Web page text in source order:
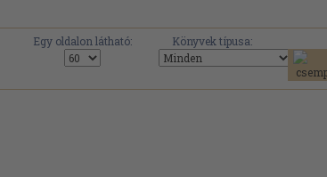
Egy oldalon látható: Könyvek típusa: